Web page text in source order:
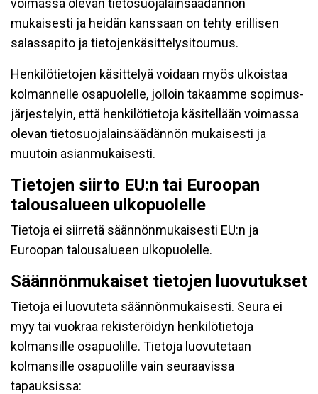
voimassa olevan tietosuojalainsäädännön
mukaisesti ja heidän kanssaan on tehty erillisen
salassapito ja tietojenkäsittelysitoumus.
Henkilötietojen käsittelyä voidaan myös ulkoistaa
kolmannelle osapuolelle, jolloin takaamme sopimus-
järjestelyin, että henkilötietoja käsitellään voimassa
olevan tietosuojalainsäädännön mukaisesti ja
muutoin asianmukaisesti.
Tietojen siirto EU:n tai Euroopan
talousalueen ulkopuolelle
Tietoja ei siirretä säännönmukaisesti EU:n ja
Euroopan talousalueen ulkopuolelle.
Säännönmukaiset tietojen luovutukset
Tietoja ei luovuteta säännönmukaisesti. Seura ei
myy tai vuokraa rekisteröidyn henkilötietoja
kolmansille osapuolille. Tietoja luovutetaan
kolmansille osapuolille vain seuraavissa
tapauksissa: